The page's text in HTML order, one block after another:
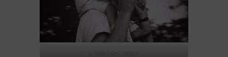
v. Wächter, Vater